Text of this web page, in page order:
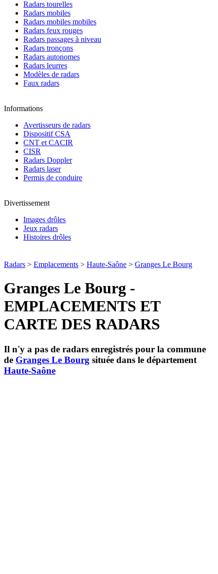
Radars tourelles
Radars mobiles
Radars mobiles mobiles
Radars feux rouges
Radars passages à niveau
Radars tronçons
Radars autonomes
Radars leurres
Modèles de radars
Faux radars
Informations
Avertisseurs de radars
Dispositif CSA
CNT et CACIR
CISR
Radars Doppler
Radars laser
Permis de conduire
Divertissement
Images drôles
Jeux radars
Histoires drôles
Radars > Emplacements > Haute-Saône > Granges Le Bourg
Granges Le Bourg -
EMPLACEMENTS ET
CARTE DES RADARS
Il n'y a pas de radars enregistrés pour la commune
de Granges Le Bourg située dans le département
Haute-Saône